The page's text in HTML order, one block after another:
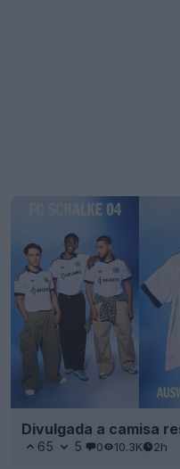
Divulgada a camisa
65 5 0 10.3K 2h